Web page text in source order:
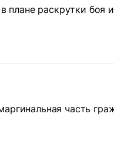
плане раскрутки боя
часть